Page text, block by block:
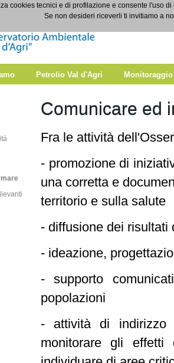
Petrolio Val d'Agri Monitoraggio
Comunicare ed
Fra le attività
- promozione di
una corretta e
territorio e sulla salute
- diffusione dei risultati
- ideazione,
- supporto
popolazioni
- attività di indirizzo
monitorare gli
cookies tecnici e di profilazione e consente l'uso
Se non desideri riceverli ti invitiamo a